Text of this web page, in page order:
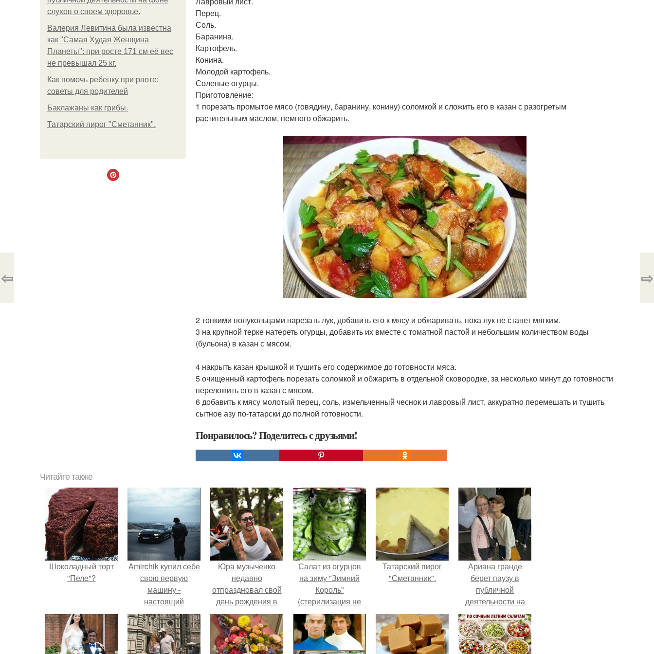
слухов о своем здоровье.
Валерия Левитина была известна
как "Самая Худая Женщина
Планеты": при росте 171 см её вес
не превышал 25 кг.
Как помочь ребенку при рвоте:
советы для родителей
Баклажаны как грибы.
Татарский пирог "Сметанник".
Перец.
Соль.
Баранина.
Картофель.
Конина.
Молодой картофель.
Соленые огурцы.
Приготовление:
1 порезать промытое мясо (говядину, баранину, конину) соломкой и сложить его в казан с разогретым
растительным маслом, немного обжарить.
2 тонкими полукольцами нарезать лук, добавить его к мясу и обжаривать, пока лук не станет мягким.
3 на крупной терке натереть огурцы, добавить их вместе с томатной пастой и небольшим количеством воды
(бульона) в казан с мясом.
4 накрыть казан крышкой и тушить его содержимое до готовности мяса.
5 очищенный картофель порезать соломкой и обжарить в отдельной сковородке, за несколько минут до готовности
переложить его в казан с мясом.
6 добавить к мясу молотый перец, соль, измельченный чеснок и лавровый лист, аккуратно перемешать и тушить
сытное азу по-татарски до полной готовности.
Понравилось? Поделитесь с друзьями!
⇦ ⇨
Читайте также
Шоколадный торт
"Пеле"?
Amirchik купил себе
свою первую
машину -
настоящий
автомобиль мечты
для многих
автолюбителей.
Юра музыченко
недавно
отпраздновал свой
день рождения в
кругу самых
близких и родных
людей.
Салат из огурцов
на зиму "Зимний
Король"
(стерилизация не
требуется).
Татарский пирог
"Сметанник".
Ариана гранде
берет паузу в
публичной
деятельности на
фоне слухов о
своем здоровье.